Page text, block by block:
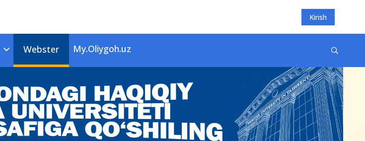
Kirish
Webster My.Oliygoh.uz